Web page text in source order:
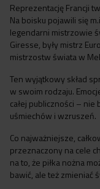
Reprezentację Francji
Na boisku pojawili się
legendarni mistrzowie
Giresse, były mistrz
mistrzostw świata w
Ten wyjątkowy skład
w swoim rodzaju.
całej publiczności –
uśmiechów i wzruszeń.
Co najważniejsze,
przeznaczony na cele
na to, że piłka nożna
bawić, ale też zmieniać